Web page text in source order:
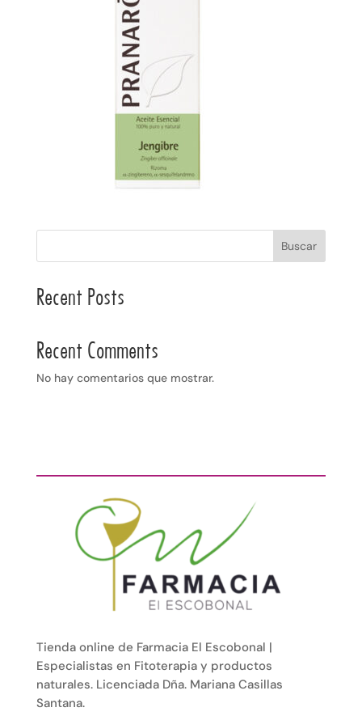
Buscar
Recent Posts
Recent Comments
No hay comentarios que mostrar.
Tienda online de Farmacia El Escobonal |
Especialistas en Fitoterapia y productos
naturales. Licenciada Dña. Mariana Casillas
Santana.